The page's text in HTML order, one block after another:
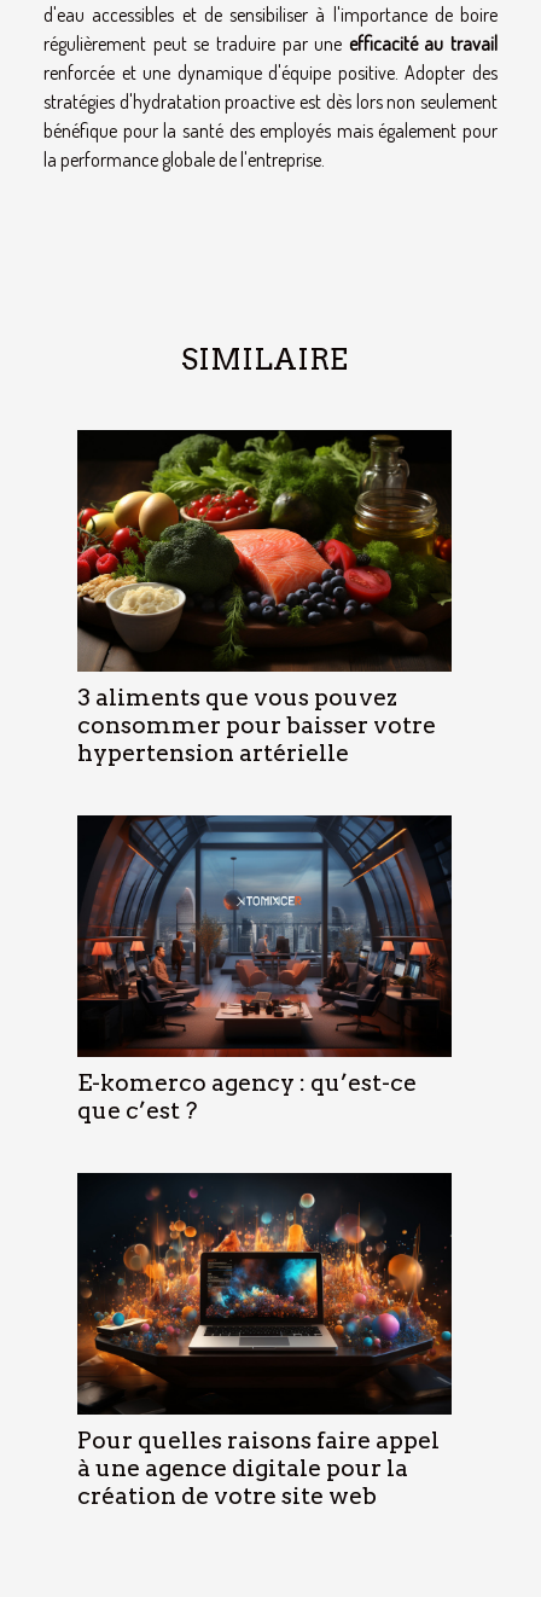
d'eau accessibles et de sensibiliser à l'importance de boire
régulièrement peut se traduire par une efficacité au travail
renforcée et une dynamique d'équipe positive. Adopter des
stratégies d'hydratation proactive est dès lors non seulement
bénéfique pour la santé des employés mais également pour
la performance globale de l'entreprise.
SIMILAIRE
3 aliments que vous pouvez
consommer pour baisser votre
hypertension artérielle
E-komerco agency : qu’est-ce
que c’est ?
Pour quelles raisons faire appel
à une agence digitale pour la
création de votre site web